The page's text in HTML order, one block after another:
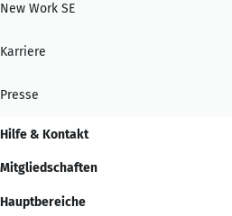
New Work SE
Karriere
Presse
Hilfe & Kontakt
Mitgliedschaften
Hauptbereiche